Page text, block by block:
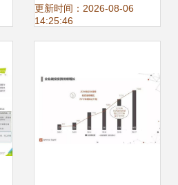
的关键突破
更新时间：2026-08-06
14:25:46